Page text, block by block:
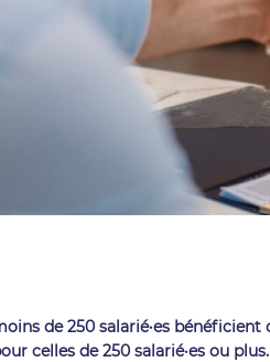
de 250 salarié·es
celles de 250 salarié·es ou